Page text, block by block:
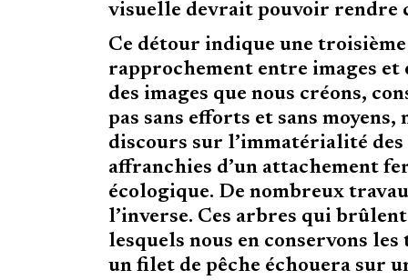
visuelle devrait pouvoir rendre
Ce détour indique une
rapprochement entre images
des images que nous créons,
pas sans efforts et sans
discours sur l’immatérialité
affranchies d’un attachement
écologique. De nombreux
l’inverse. Ces arbres qui
lesquels nous en conservons
un filet de pêche échouera sur